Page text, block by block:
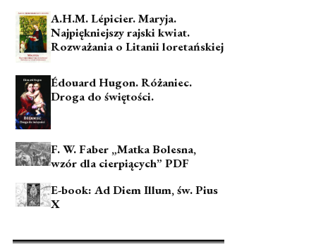
A.H.M. Lépicier. Maryja.
Najpiękniejszy rajski kwiat.
Rozważania o Litanii loretańskiej
Édouard Hugon. Różaniec.
Droga do świętości.
F. W. Faber „Matka Bolesna,
wzór dla cierpiących” PDF
E-book: Ad Diem Illum, św. Pius
X